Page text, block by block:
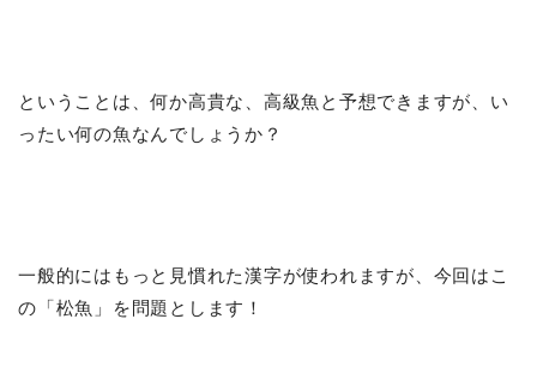
ということは、何か高貴な、高級魚と予想できますが、い
ったい何の魚なんでしょうか？
一般的にはもっと見慣れた漢字が使われますが、今回はこ
の「松魚」を問題とします！